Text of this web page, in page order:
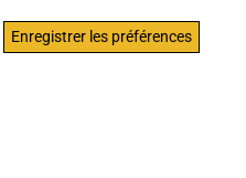
Enregistrer les préférences